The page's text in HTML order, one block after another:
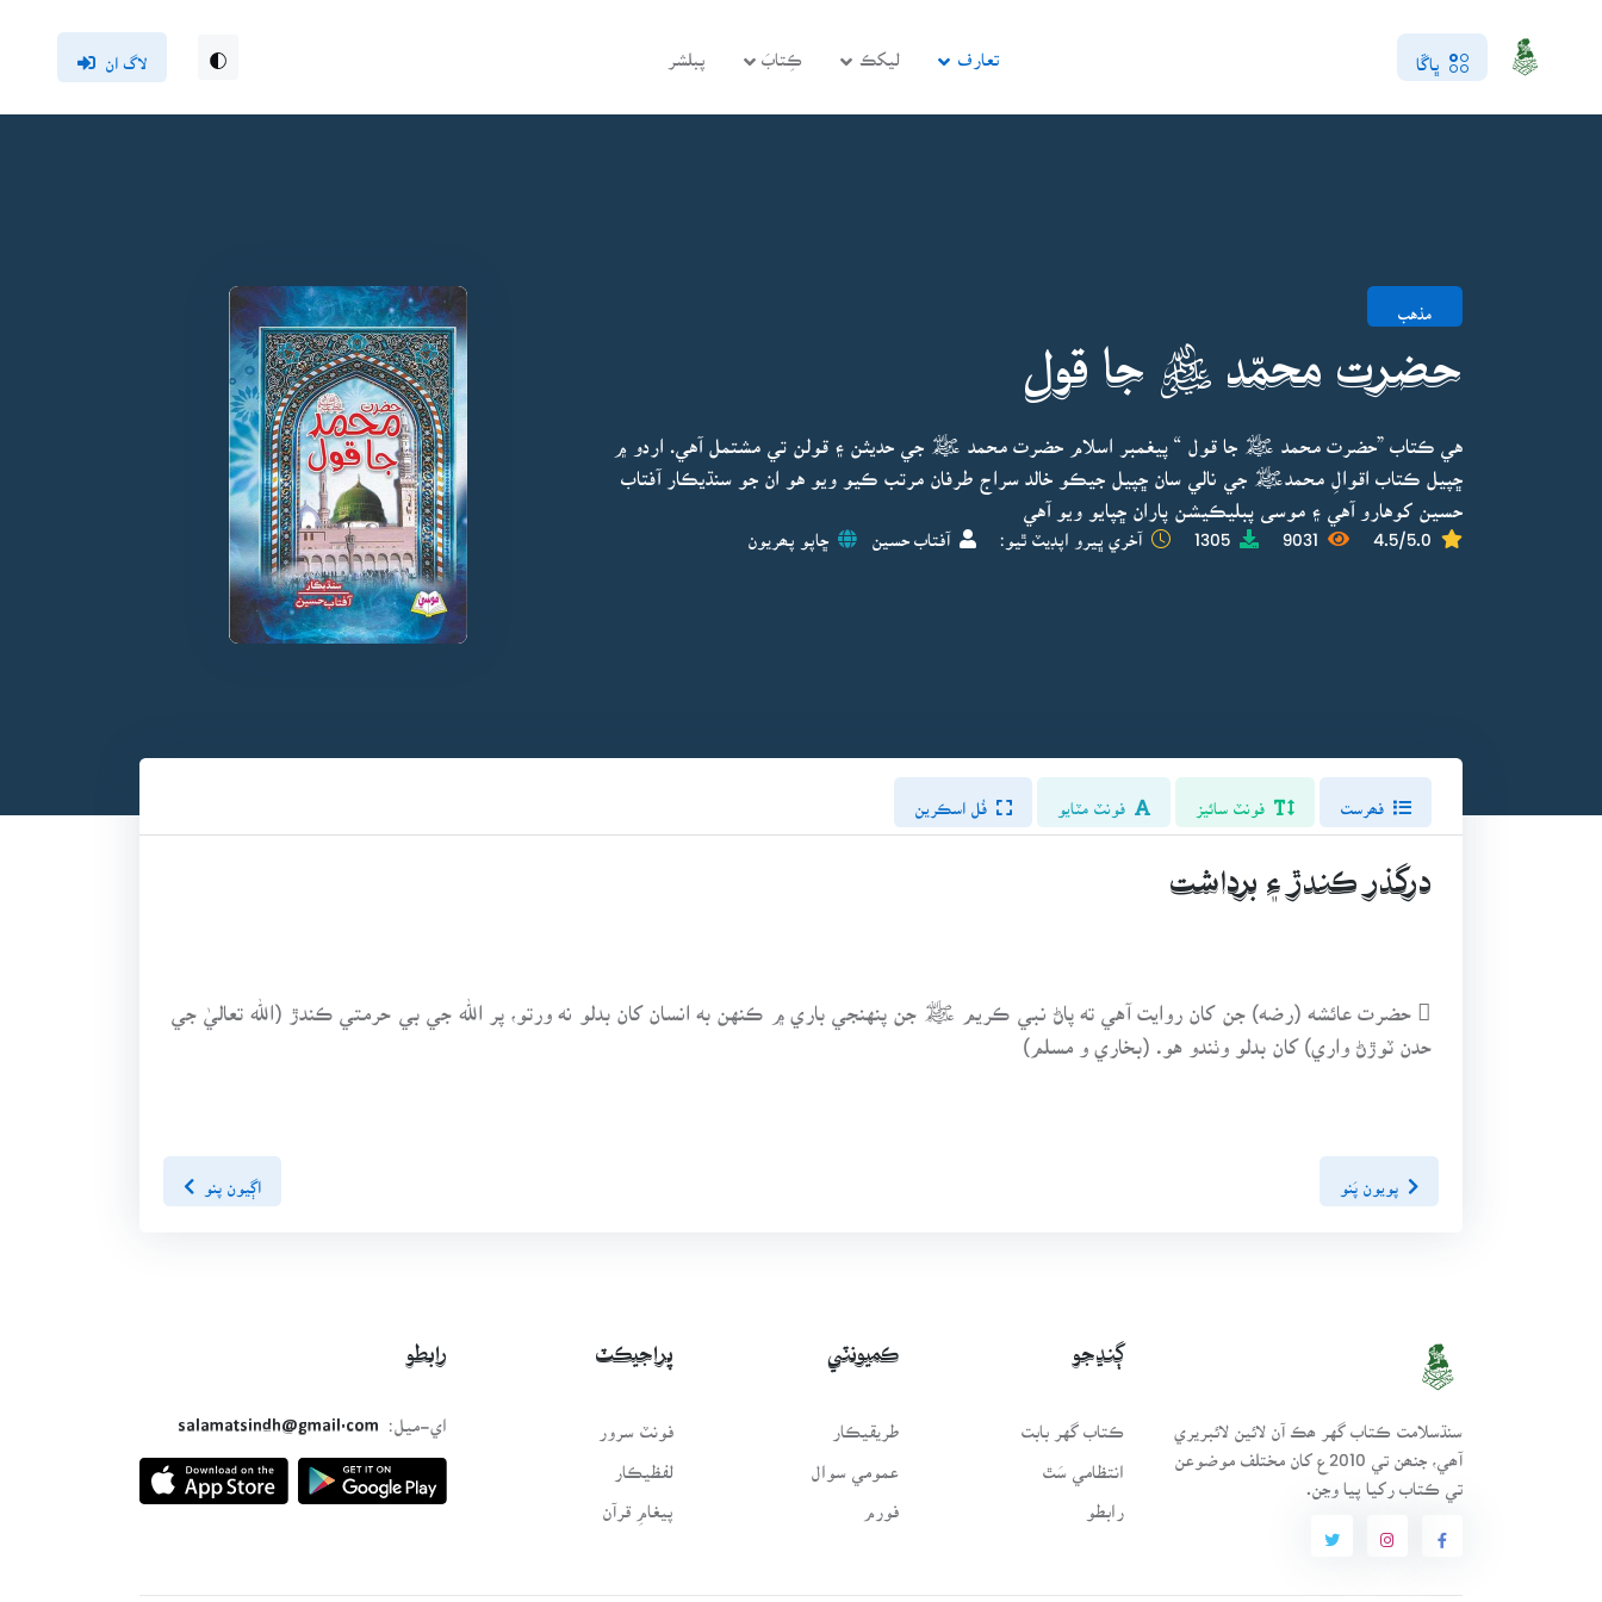
ڀاڱا تعارف ليکڪ ڪِتابَ پبلشر لاگ ان
مذهب
حضرت محمّد ﷺ جا قول
هي ڪتاب ”حضرت محمد ﷺ جا قول “ پيغمبر اسلام حضرت محمد ﷺ جي حديثن ۽ قولن تي مشتمل آهي. اردو ۾
ڇپيل ڪتاب اقوالِ محمدﷺ جي نالي سان ڇپيل جيڪو خالد سراج طرفان مرتب ڪيو ويو هو ان جو سنڌيڪار آفتاب
حسين کوهارو آهي ۽ موسى پبليڪيشن پاران ڇپايو ويو آهي
4.5/5.0
9031
1305 آخري ڀيرو اپڊيٽ ٿيو: آفتاب حسين ڇاپو پھريون
فونٽ سائيز فونٽ مٽايو فُل اسڪرين
درگذر ڪندڙ ۽ برداشت
 حضرت عائشه (رضه) جن کان روايت آهي ته پاڻ نبي ڪريم ﷺ جن پنهنجي باري ۾ ڪنهن به انسان کان بدلو نه ورتو، پر الله جي بي حرمتي ڪندڙ (الله تعاليٰ جي
حدن ٽوڙڻ واري) کان بدلو وٺندو هو. (بخاري و مسلم)
پويون پَنو اڳيون پنو
سنڌسلامت ڪتاب گهر ھڪ آن لائين لائبريري
آھي، جنھن تي 2010ع کان مختلف موضوعن
تي ڪتاب رکيا پيا وڃن.
ڳنڍجو
ڪتاب گهر بابت
انتظامي سَٿ
رابطو
ڪميونٽي
طريقيڪار
عمومي سوال
فورم
پراجيڪٽ
فونٽ سرور
لفظيڪار
پيغامِ قرآن
رابطو
اي-ميل:
salamatsindh@gmail.com